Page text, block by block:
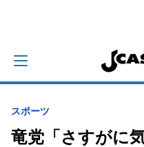
スポーツ
竜党「さすがに